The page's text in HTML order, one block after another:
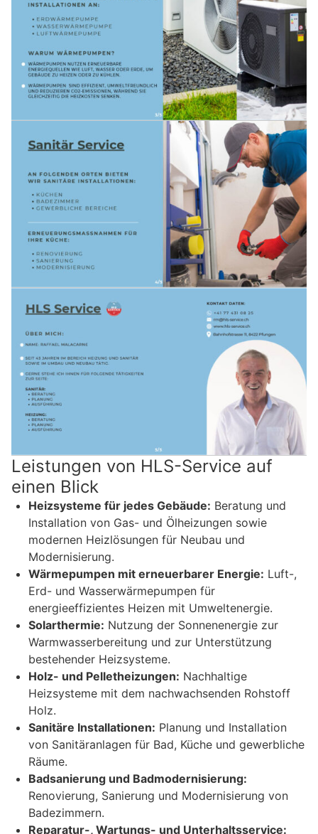
Leistungen von HLS-Service auf
einen Blick
Heizsysteme für jedes Gebäude: Beratung und
Installation von Gas- und Ölheizungen sowie
modernen Heizlösungen für Neubau und
Modernisierung.
Wärmepumpen mit erneuerbarer Energie: Luft-,
Erd- und Wasserwärmepumpen für
energieeffizientes Heizen mit Umweltenergie.
Solarthermie: Nutzung der Sonnenenergie zur
Warmwasserbereitung und zur Unterstützung
bestehender Heizsysteme.
Holz- und Pelletheizungen: Nachhaltige
Heizsysteme mit dem nachwachsenden Rohstoff
Holz.
Sanitäre Installationen: Planung und Installation
von Sanitäranlagen für Bad, Küche und gewerbliche
Räume.
Badsanierung und Badmodernisierung:
Renovierung, Sanierung und Modernisierung von
Badezimmern.
Reparatur-, Wartungs- und Unterhaltsservice: